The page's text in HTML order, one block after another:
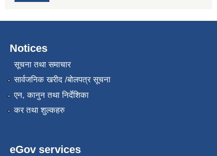
Notices
सूचना तथा समाचार
सार्वजनिक खरीद /बोलपत्र सूचना
एन, कानुन तथा निर्देशिका
कर तथा शुल्कहरु
eGov services